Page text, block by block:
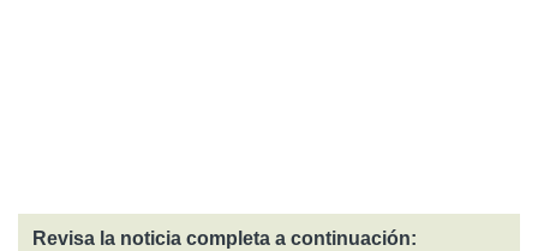
Revisa la noticia completa a continuación: